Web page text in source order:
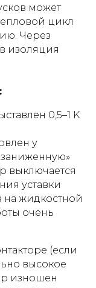
может
цикл
Через
изоляция
0,5–1 K
у
выключается
уставки
на жидкостной
очень
(если
высокое
изношен